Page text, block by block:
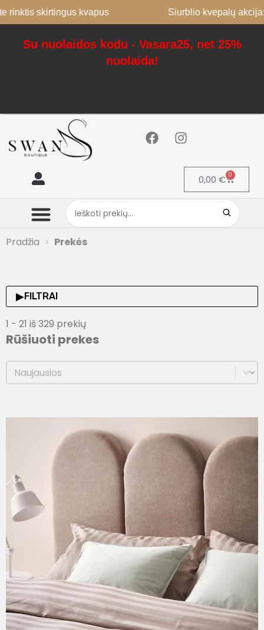
skirtingus kvapus Siurblio kvepalų akcija:
Su nuolaidos kodu - Vasara25, net 25%
nuolaida!
0,00 € 0
Pradžia Prekės
▶FILTRAI
1 - 21 iš 329 prekių
Rūšiuoti prekes
Rūšiuoti prekes
Rūšiuoti prekes